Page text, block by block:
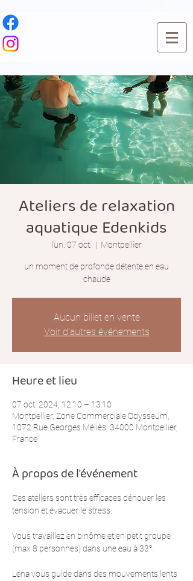
Ateliers de relaxation
aquatique Edenkids
lun. 07 oct.
  |
Montpellier
un moment de profonde détente en eau
chaude
Aucun billet en vente
Voir d'autres événements
Heure et lieu
07 oct. 2024, 12:10 – 13:10
Montpellier, Zone Commerciale Odysseum,
1072 Rue Georges Méliès, 34000 Montpellier,
France
À propos de l'événement
Ces ateliers sont très efficaces dénouer les
tension et évacuer le stress.
Vous travaillez en binôme et en petit groupe
(max 8 personnes) dans une eau à 33°.
Léna vous guide dans des mouvements lents